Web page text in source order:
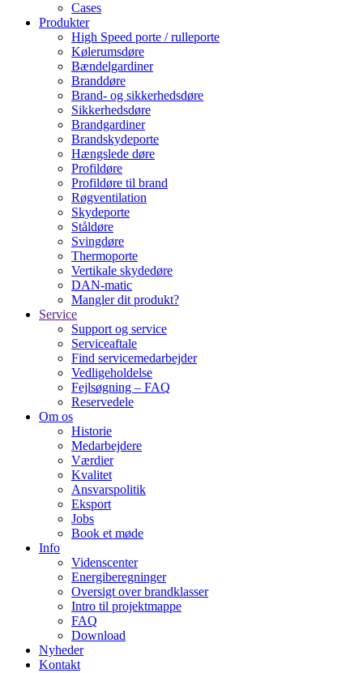
Cases
Produkter
High Speed porte / rulleporte
Kølerumsdøre
Bændelgardiner
Branddøre
Brand- og sikkerhedsdøre
Sikkerhedsdøre
Brandgardiner
Brandskydeporte
Hængslede døre
Profildøre
Profildøre til brand
Røgventilation
Skydeporte
Ståldøre
Svingdøre
Thermoporte
Vertikale skydedøre
DAN-matic
Mangler dit produkt?
Service
Support og service
Serviceaftale
Find servicemedarbejder
Vedligeholdelse
Fejlsøgning – FAQ
Reservedele
Om os
Historie
Medarbejdere
Værdier
Kvalitet
Ansvarspolitik
Eksport
Jobs
Book et møde
Info
Videnscenter
Energiberegninger
Oversigt over brandklasser
Intro til projektmappe
FAQ
Download
Nyheder
Kontakt